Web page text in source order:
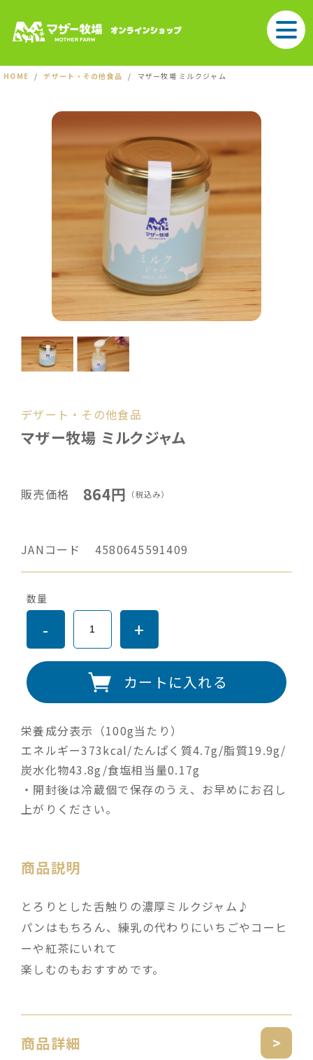
HOME デザート・その他食品 マザー牧場 ミルクジャム
デザート・その他食品
マザー牧場 ミルクジャム
販売価格 864円 （税込み）
JANコード 4580645591409
数量
- +
カートに入れる
栄養成分表示（100g当たり）
エネルギー373kcal/たんぱく質4.7g/脂質19.9g/
炭水化物43.8g/食塩相当量0.17g
・開封後は冷蔵個で保存のうえ、お早めにお召し
上がりください。
商品説明
とろりとした舌触りの濃厚ミルクジャム♪
パンはもちろん、練乳の代わりにいちごやコーヒ
ーや紅茶にいれて
楽しむのもおすすめです。
商品詳細